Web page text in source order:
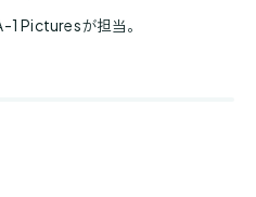
Picturesが担当。